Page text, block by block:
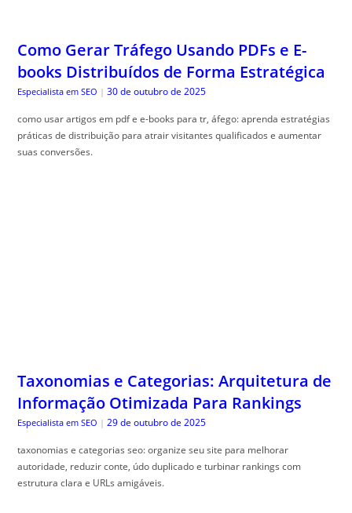
Como Gerar Tráfego Usando PDFs e E-
books Distribuídos de Forma Estratégica
Especialista em SEO | 30 de outubro de 2025
como usar artigos em pdf e e-books para tr, áfego: aprenda estratégias
práticas de distribuição para atrair visitantes qualificados e aumentar
suas conversões.
Taxonomias e Categorias: Arquitetura de
Informação Otimizada Para Rankings
Especialista em SEO | 29 de outubro de 2025
taxonomias e categorias seo: organize seu site para melhorar
autoridade, reduzir conte, údo duplicado e turbinar rankings com
estrutura clara e URLs amigáveis.